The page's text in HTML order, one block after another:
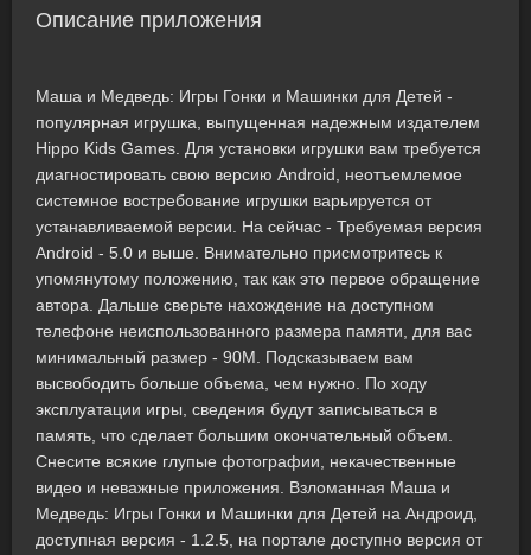
Описание приложения
Маша и Медведь: Игры Гонки и Машинки для Детей -
популярная игрушка, выпущенная надежным издателем
Hippo Kids Games. Для установки игрушки вам требуется
диагностировать свою версию Android, неотъемлемое
системное востребование игрушки варьируется от
устанавливаемой версии. На сейчас - Требуемая версия
Android - 5.0 и выше. Внимательно присмотритесь к
упомянутому положению, так как это первое обращение
автора. Дальше сверьте нахождение на доступном
телефоне неиспользованного размера памяти, для вас
минимальный размер - 90M. Подсказываем вам
высвободить больше объема, чем нужно. По ходу
эксплуатации игры, сведения будут записываться в
память, что сделает большим окончательный объем.
Снесите всякие глупые фотографии, некачественные
видео и неважные приложения. Взломанная Маша и
Медведь: Игры Гонки и Машинки для Детей на Андроид,
доступная версия - 1.2.5, на портале доступно версия от